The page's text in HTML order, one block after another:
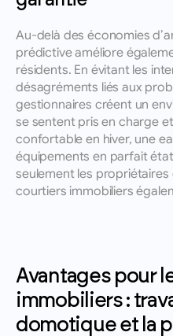
Au-delà des économies
prédictive améliore
résidents. En évitant les
désagréments liés aux
gestionnaires créent un
se sentent pris en charge
confortable en hiver, une
équipements en parfait
seulement les propriétaires
courtiers immobiliers
Avantages pour
immobiliers :
domotique et la